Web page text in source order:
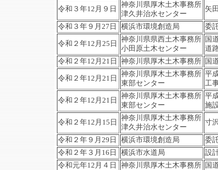
令和３年12月９日
神奈川県厚木土木事務所
津久井治水センター
矢
令和３年９月27日 横浜市環境創造局 委
令和２年12月25日
神奈川県県西土木事務所
小田原土木センター
国
道
令和２年12月21日
神奈川県厚木土木事務所 国
令和２年12月21日
神奈川県厚木土木事務所
東部センター
平
工
令和２年12月21日
神奈川県厚木土木事務所
東部センター
平
施
令和２年12月15日
神奈川県厚木土木事務所
津久井治水センター
寸
令和２年９月29日 横浜市環境創造局
委
令和２年３月16日
横浜市水道局
設
令和元年12月４日
神奈川県厚木土木事務所 国